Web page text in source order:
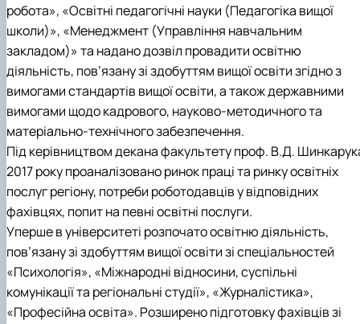
робота», «Освітні педагогічні науки (Педагогіка вищої
школи)», «Менеджмент (Управління навчальним
закладом)» та наданодозвіл провадити освітню
діяльність, пов’язану зі здобуттям вищої освіти згідно з
вимогами стандартів вищої освіти, а також державними
вимогами щодо кадрового, науково-методичного та
матеріально-технічного забезпечення.
Під керівництвом декана факультету проф. В.Д.
2017 року проаналізовано ринок праці та ринку освітніх
послуг регіону, потреби роботодавців у відповідних
фахівцях, попит на певні освітні послуги.
Уперше в університеті розпочато освітню діяльність,
пов’язану зі здобуттям вищої освіти зі спеціальностей
«Психологія», «Міжнародні відносини, суспільні
комунікації та регіональні студії», «Журналістика»,
«Професійна освіта». Розширено підготовку фахівців зі